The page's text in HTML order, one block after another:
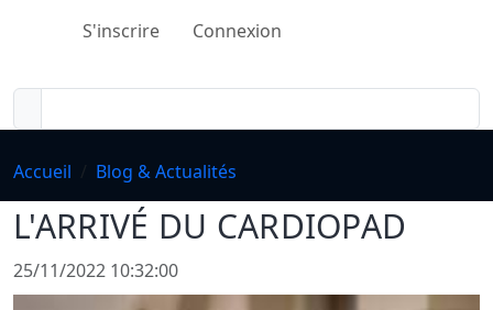
S'inscrire Connexion
Accueil Blog & Actualités
L'ARRIVÉ DU CARDIOPAD
25/11/2022 10:32:00